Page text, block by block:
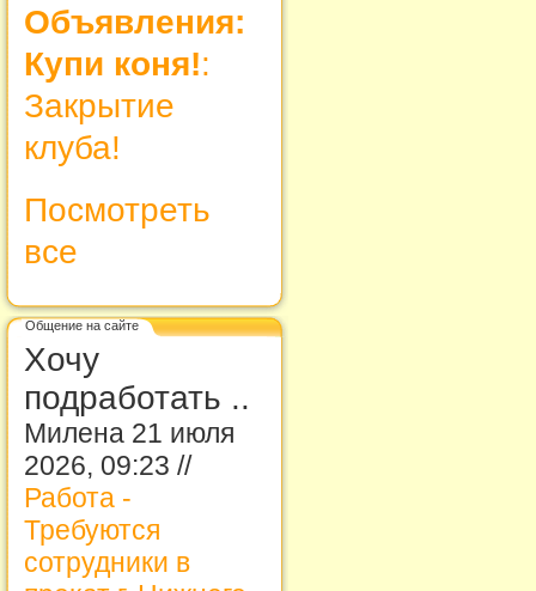
Объявления:
Купи коня!:
Закрытие
клуба!
Посмотреть
все
Общение на сайте
Хочу
подработать ..
Милена 21 июля
2026, 09:23 //
Работа -
Требуются
сотрудники в